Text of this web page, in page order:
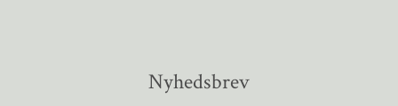
Nyhedsbrev